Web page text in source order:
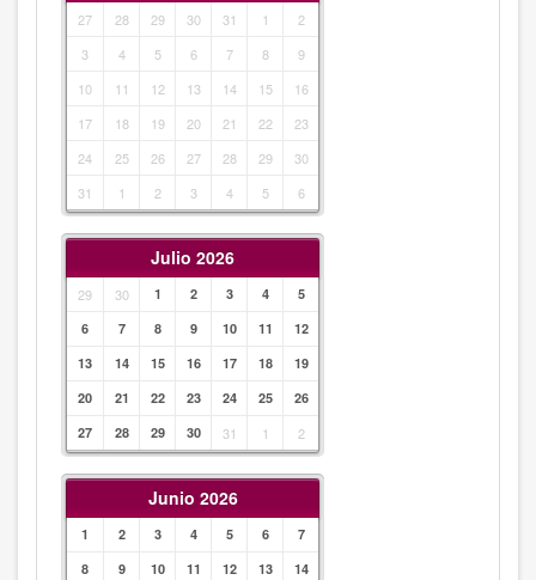
27 28 29 30 31 1
2
3
4 5 6 7 8
9
10
11 12 13 14 15
16
17
18 19 20 21 22
23
24
25 26 27 28 29
30
31
1 2 3 4 5 6
Julio 2026
29 30 1 2 3 4
5
6
7 8 9 10 11
12
13
14 15 16 17 18
19
20
21 22 23 24 25
26
27
28 29 30 31 1 2
Junio 2026
1 2 3 4 5 6
7
8
9 10 11 12 13
14